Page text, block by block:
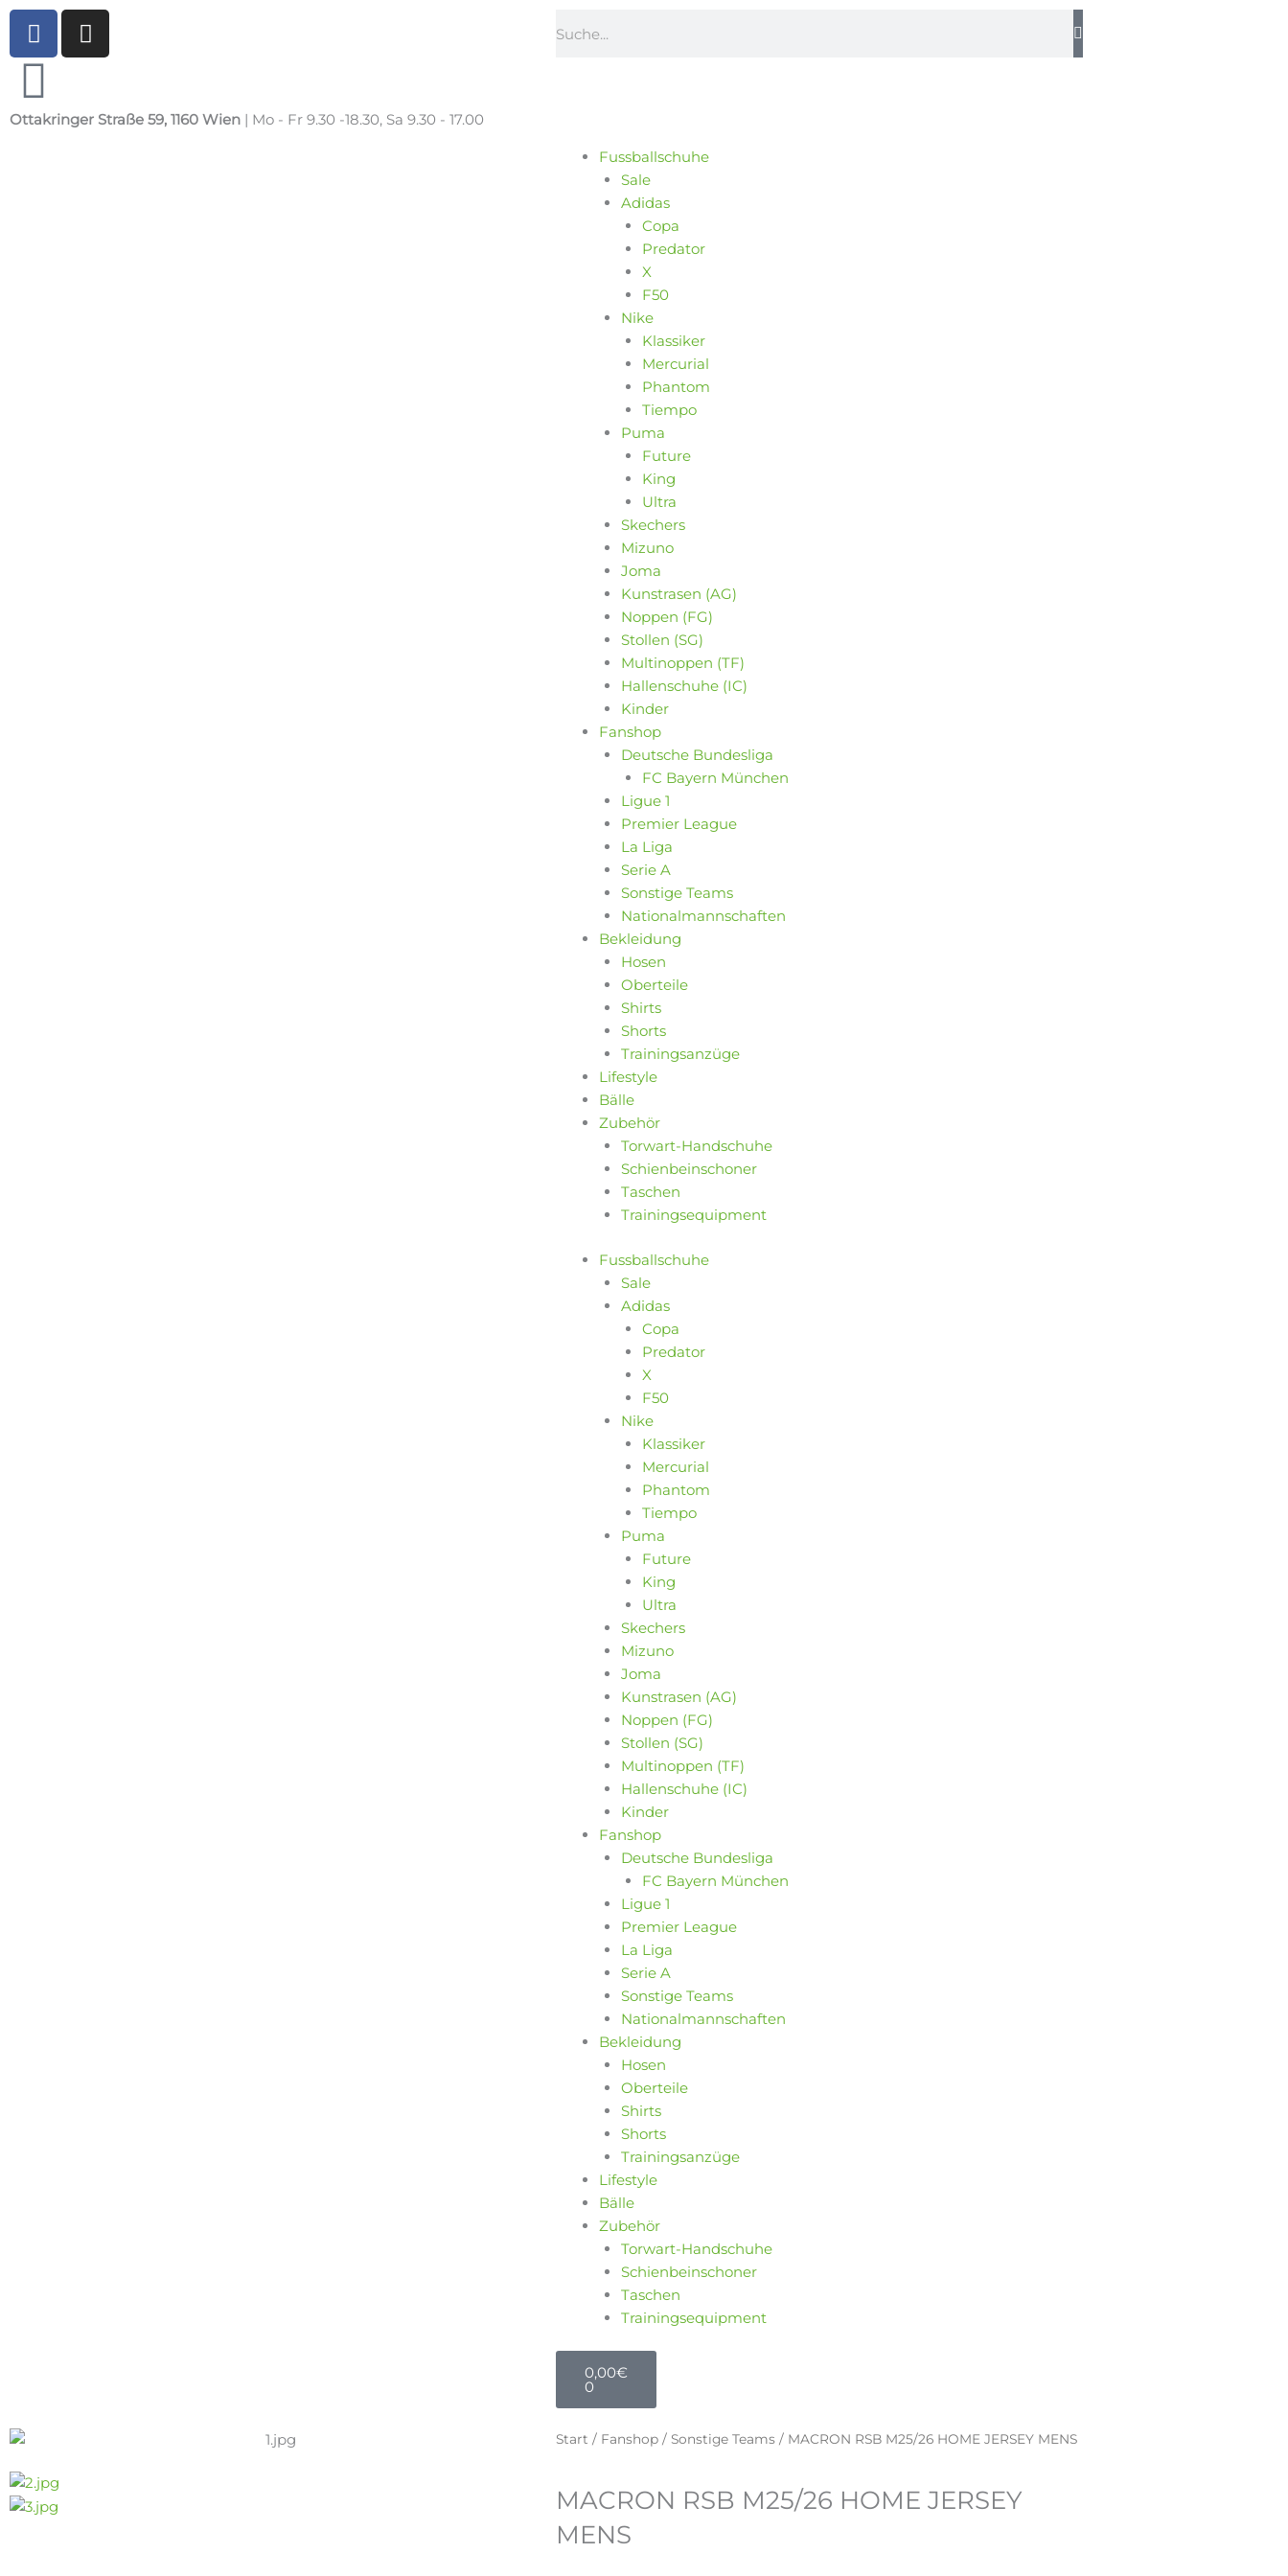
Zum
Inhalt
springen
F
a
c
e
b
I
n
a
Ottakringer Straße 59, 1160 Wien | Mo - Fr 9.30 -18.30, Sa 9.30 - 17.00
Fussballschuhe
Sale
Adidas
Copa
Predator
X
F50
Nike
Klassiker
Mercurial
Phantom
Tiempo
Puma
Future
King
Ultra
Skechers
Mizuno
Joma
Kunstrasen (AG)
Noppen (FG)
Stollen (SG)
Multinoppen (TF)
Hallenschuhe (IC)
Kinder
Fanshop
Deutsche Bundesliga
FC Bayern München
Ligue 1
Premier League
La Liga
Serie A
Sonstige Teams
Nationalmannschaften
Bekleidung
Hosen
Oberteile
Shirts
Shorts
Trainingsanzüge
Lifestyle
Bälle
Zubehör
Torwart-Handschuhe
Schienbeinschoner
Taschen
Trainingsequipment
Fussballschuhe
Sale
Adidas
Copa
Predator
X
F50
Nike
Klassiker
Mercurial
Phantom
Tiempo
Puma
Future
King
Ultra
Skechers
Mizuno
Joma
Kunstrasen (AG)
Noppen (FG)
Stollen (SG)
Multinoppen (TF)
Hallenschuhe (IC)
Kinder
Fanshop
Deutsche Bundesliga
FC Bayern München
Ligue 1
Premier League
La Liga
Serie A
Sonstige Teams
Nationalmannschaften
Bekleidung
Hosen
Oberteile
Shirts
Shorts
Trainingsanzüge
Lifestyle
Bälle
Zubehör
Torwart-Handschuhe
Schienbeinschoner
Taschen
Trainingsequipment
0,00€
0
Warenkorb
Start / Fanshop / Sonstige Teams / MACRON RSB M25/26 HOME JERSEY MENS
MACRON RSB M25/26 HOME JERSEY
MENS